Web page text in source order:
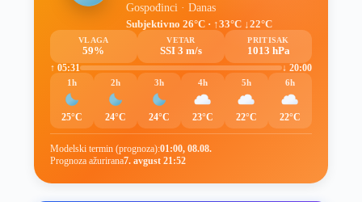
Gospođinci · Danas
Subjektivno 26°C · ↑33°C ↓22°C
VLAGA
59%
VETAR
SSI 3 m/s
PRITISAK
1013 hPa
↑ 05:31
↓ 20:00
1h
25°C
2h
24°C
3h
24°C
4h
23°C
5h
22°C
6h
22°C
Modelski termin (prognoza):01:00, 08.08.
Prognoza ažurirana7. avgust 21:52